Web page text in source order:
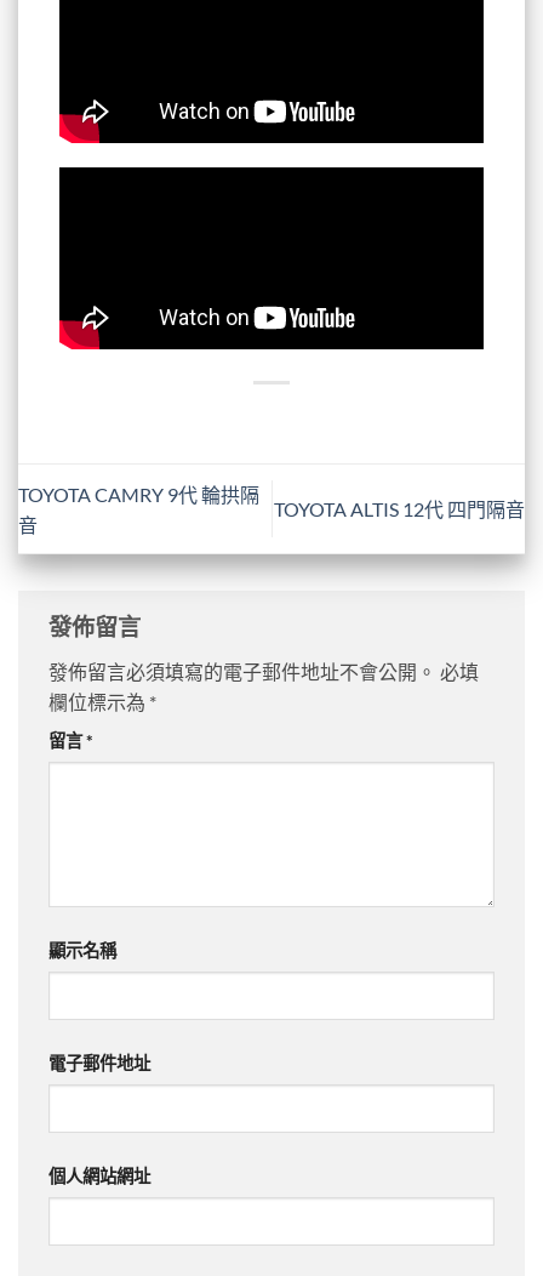
TOYOTA CAMRY 9代 輪拱隔
音
TOYOTA ALTIS 12代 四門隔音
發佈留言
發佈留言必須填寫的電子郵件地址不會公開。 必填
欄位標示為 *
留言*
顯示名稱
電子郵件地址
個人網站網址